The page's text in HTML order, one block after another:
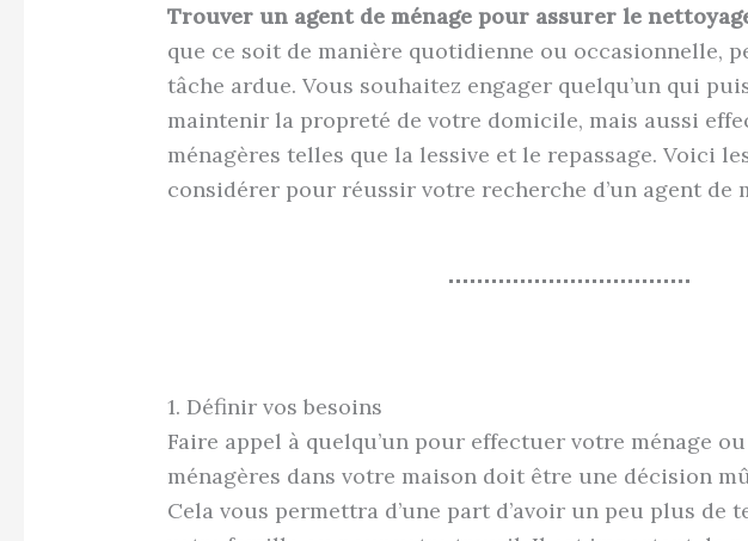
Trouver un agent de ménage pour assurer le
que ce soit de manière quotidienne ou occasionnelle,
tâche ardue. Vous souhaitez engager quelqu’un qui
maintenir la propreté de votre domicile, mais aussi
ménagères telles que la lessive et le repassage. Voici
considérer pour réussir votre recherche d’un agent de
1. Définir vos besoins
Faire appel à quelqu’un pour effectuer votre ménage
ménagères dans votre maison doit être une décision
Cela vous permettra d’une part d’avoir un peu plus de